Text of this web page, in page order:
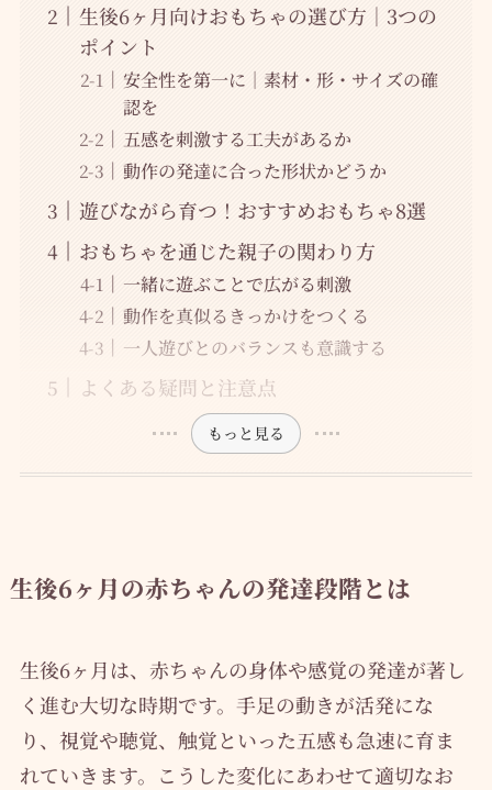
生後6ヶ月向けおもちゃの選び方｜3つの
ポイント
安全性を第一に｜素材・形・サイズの確
認を
五感を刺激する工夫があるか
動作の発達に合った形状かどうか
遊びながら育つ！おすすめおもちゃ8選
おもちゃを通じた親子の関わり方
一緒に遊ぶことで広がる刺激
動作を真似るきっかけをつくる
一人遊びとのバランスも意識する
よくある疑問と注意点
もっと見る
生後6ヶ月の赤ちゃんの発達段階とは
生後6ヶ月は、赤ちゃんの身体や感覚の発達が著し
く進む大切な時期です。手足の動きが活発にな
り、視覚や聴覚、触覚といった五感も急速に育ま
れていきます。こうした変化にあわせて適切なお